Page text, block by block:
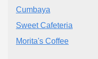
Cumbaya
Sweet Cafeteria
Morita's Coffee